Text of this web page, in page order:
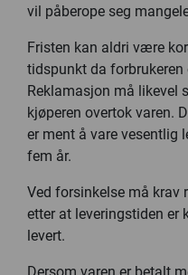
vil påberope seg
Fristen kan aldri være
tidspunkt da
Reklamasjon må likevel
kjøperen overtok varen.
er ment å vare vesentlig
fem år.
Ved forsinkelse må krav
etter at leveringstiden er
levert.